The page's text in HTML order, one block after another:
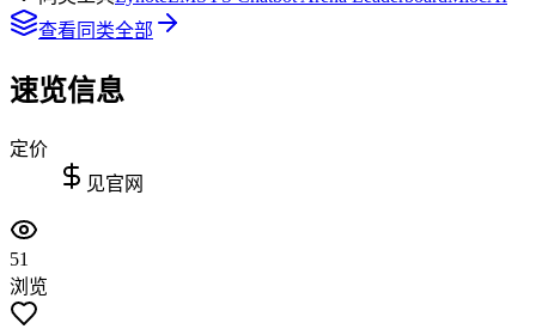
查看同类全部
速览信息
定价
见官网
51
浏览